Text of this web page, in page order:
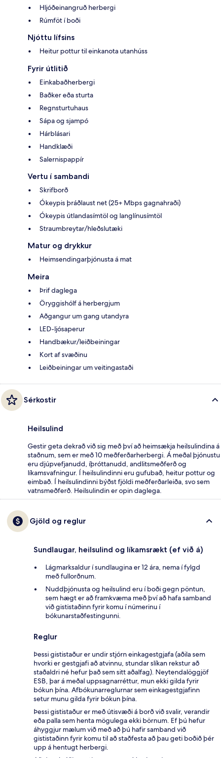
Hljóðeinangruð herbergi
Rúmföt í boði
Njóttu lífsins
Heitur pottur til einkanota utanhúss
Fyrir útlitið
Einkabaðherbergi
Baðker eða sturta
Regnsturtuhaus
Sápa og sjampó
Hárblásari
Handklæði
Salernispappír
Vertu í sambandi
Skrifborð
Ókeypis þráðlaust net (25+ Mbps gagnahraði)
Ókeypis útlandasímtöl og langlínusímtöl
Straumbreytar/hleðslutæki
Matur og drykkur
Heimsendingarþjónusta á mat
Meira
Þrif daglega
Öryggishólf á herbergjum
Aðgangur um gang utandyra
LED-ljósaperur
Handbækur/leiðbeiningar
Kort af svæðinu
Leiðbeiningar um veitingastaði
Sérkostir
Heilsulind
Gestir geta dekrað við sig með því að heimsækja heilsulindina á
staðnum, sem er með 10 meðferðarherbergi. Á meðal þjónustu
eru djúpvefjanudd, íþróttanudd, andlitsmeðferð og
líkamsvafningur. Í heilsulindinni eru gufubað, heitur pottur og
eimbað. Í heilsulindinni býðst fjöldi meðferðarleiða, svo sem
vatnsmeðferð. Heilsulindin er opin daglega.
Gjöld og reglur
Sundlaugar, heilsulind og líkamsrækt (ef við á)
Lágmarksaldur í sundlaugina er 12 ára, nema í fylgd
með fullorðnum.
Nuddþjónusta og heilsulind eru í boði gegn pöntun,
sem hægt er að framkvæma með því að hafa samband
við gististaðinn fyrir komu í númerinu í
bókunarstaðfestingunni.
Reglur
Þessi gististaður er undir stjórn einkagestgjafa (aðila sem
hvorki er gestgjafi að atvinnu, stundar slíkan rekstur að
staðaldri né hefur það sem sitt aðalfag). Neytendalöggjöf
ESB, þar á meðal uppsagnarréttur, mun ekki gilda fyrir
bókun þína. Afbókunarreglurnar sem einkagestgjafinn
setur munu gilda fyrir bókun þína.
Þessi gististaður er með útisvæði á borð við svalir, verandir
eða palla sem henta mögulega ekki börnum. Ef þú hefur
áhyggjur mælum við með að þú hafir samband við
gististaðinn fyrir komu til að staðfesta að þau geti boðið þér
upp á hentugt herbergi.